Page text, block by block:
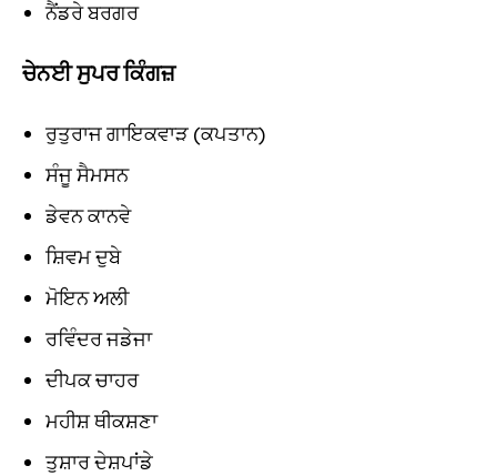
ਨੈਂਡਰੇ ਬਰਗਰ
ਚੇਨਈ ਸੁਪਰ ਕਿੰਗਜ਼
ਰੁਤੁਰਾਜ ਗਾਇਕਵਾੜ (ਕਪਤਾਨ)
ਸੰਜੂ ਸੈਮਸਨ
ਡੇਵਨ ਕਾਨਵੇ
ਸ਼ਿਵਮ ਦੁਬੇ
ਮੋਇਨ ਅਲੀ
ਰਵਿੰਦਰ ਜਡੇਜਾ
ਦੀਪਕ ਚਾਹਰ
ਮਹੀਸ਼ ਥੀਕਸ਼ਣਾ
ਤੁਸ਼ਾਰ ਦੇਸ਼ਪਾਂਡੇ